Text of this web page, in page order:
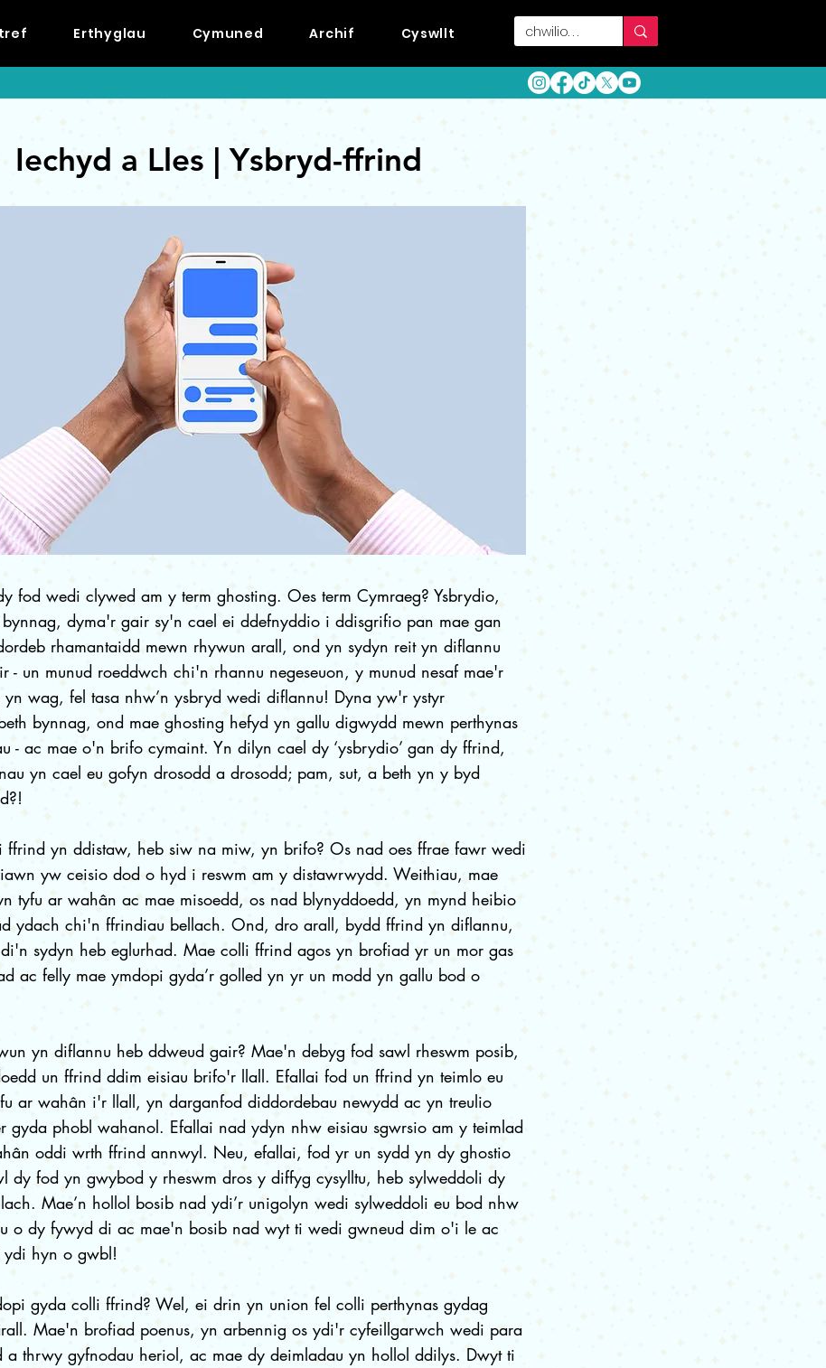
Erthyglau Cymuned Archif Cyswllt
Iechyd a Lles | Ysbryd-ffrind
fod wedi clywed am y term ghosting. Oes term Cymraeg? Ysbrydio,
bynnag, dyma'r gair sy'n cael ei ddefnyddio i ddisgrifio pan mae gan
rhamantaidd mewn rhywun arall, ond yn sydyn reit yn diflannu
- un munud roeddwch chi'n rhannu negeseuon, y munud nesaf mae'r
yn wag, fel tasa nhw’n ysbryd wedi diflannu! Dyna yw'r ystyr
bynnag, ond mae ghosting hefyd yn gallu digwydd mewn perthynas
- ac mae o'n brifo cymaint. Yn dilyn cael dy ‘ysbrydio’ gan dy ffrind,
yn cael eu gofyn drosodd a drosodd; pam, sut, a beth yn y byd
ffrind yn ddistaw, heb siw na miw, yn brifo? Os nad oes ffrae fawr wedi
yw ceisio dod o hyd i reswm am y distawrwydd. Weithiau, mae
tyfu ar wahân ac mae misoedd, os nad blynyddoedd, yn mynd heibio
ydach chi'n ffrindiau bellach. Ond, dro arall, bydd ffrind yn diflannu,
sydyn heb eglurhad. Mae colli ffrind agos yn brofiad yr un mor gas
ac felly mae ymdopi gyda’r golled yn yr un modd yn gallu bod o
yn diflannu heb ddweud gair? Mae'n debyg fod sawl rheswm posib,
un ffrind ddim eisiau brifo'r llall. Efallai fod un ffrind yn teimlo eu
ar wahân i'r llall, yn darganfod diddordebau newydd ac yn treulio
gyda phobl wahanol. Efallai nad ydyn nhw eisiau sgwrsio am y teimlad
oddi wrth ffrind annwyl. Neu, efallai, fod yr un sydd yn dy ghostio
dy fod yn gwybod y rheswm dros y diffyg cysylltu, heb sylweddoli dy
Mae’n hollol bosib nad ydi’r unigolyn wedi sylweddoli eu bod nhw
o dy fywyd di ac mae'n bosib nad wyt ti wedi gwneud dim o'i le ac
hyn o gwbl!
gyda colli ffrind? Wel, ei drin yn union fel colli perthynas gydag
Mae'n brofiad poenus, yn arbennig os ydi'r cyfeillgarwch wedi para
a thrwy gyfnodau heriol, ac mae dy deimladau yn hollol ddilys. Dwyt ti